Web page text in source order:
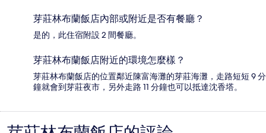
芽莊林布蘭飯店內部或附近是否有餐廳？
是的，此住宿附設 2 間餐廳。
芽莊林布蘭飯店附近的環境怎麼樣？
芽莊林布蘭飯店的位置鄰近陳富海灘的芽莊海灘，走路短短 9 分
鐘就會到芽莊夜市，另外走路 11 分鐘也可以抵達沈香塔。